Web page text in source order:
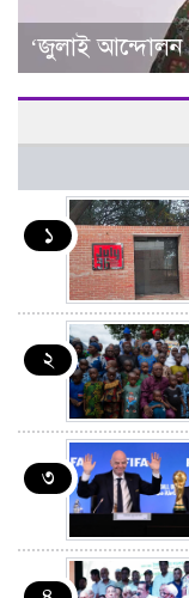
‘জুলাই আন্দোলন
১
২
৩